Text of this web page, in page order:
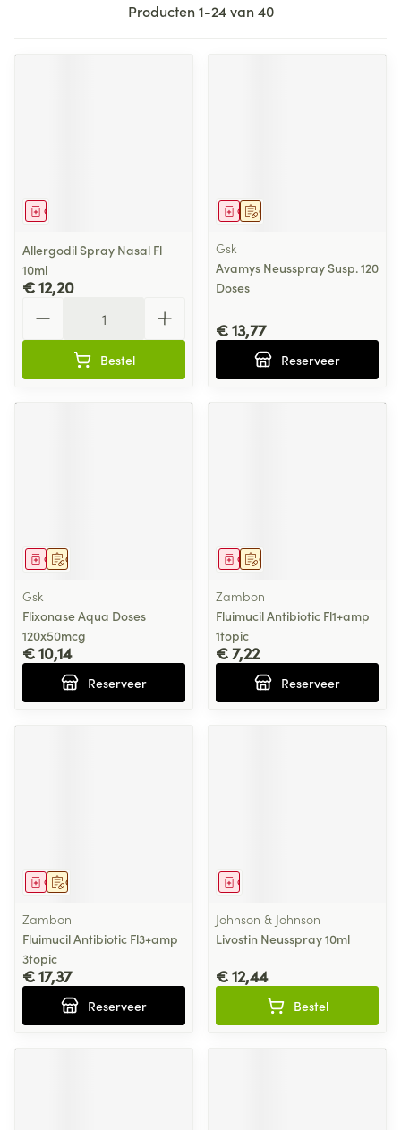
Producten1-24van40
Geneesmiddel
Allergodil Spray Nasal Fl
10ml
€ 12,20
Bestel
Op voorschrift
Geneesmiddel
Gsk
Avamys Neusspray Susp. 120
Doses
€ 13,77
Reserveer
Op voorschrift
Geneesmiddel
Gsk
Flixonase Aqua Doses
120x50mcg
€ 10,14
Reserveer
Op voorschrift
Geneesmiddel
Zambon
Fluimucil Antibiotic Fl1+amp
1topic
€ 7,22
Reserveer
Op voorschrift
Geneesmiddel
Zambon
Fluimucil Antibiotic Fl3+amp
3topic
€ 17,37
Reserveer
Geneesmiddel
Johnson & Johnson
Livostin Neusspray 10ml
€ 12,44
Bestel